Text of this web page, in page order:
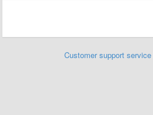
Customer support service